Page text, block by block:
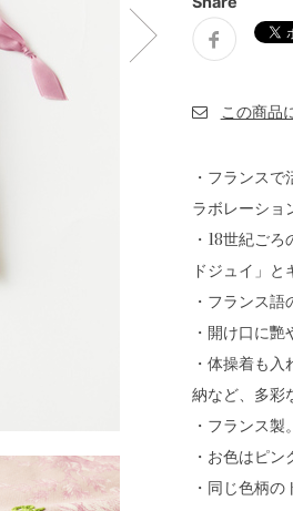
・フランス
ラボレーショ
・18世紀ご
ドジュイ」と
・フランス
・開け口に
・体操着も
納など、多彩
・フランス製。
・お色はピン
・同じ色柄の